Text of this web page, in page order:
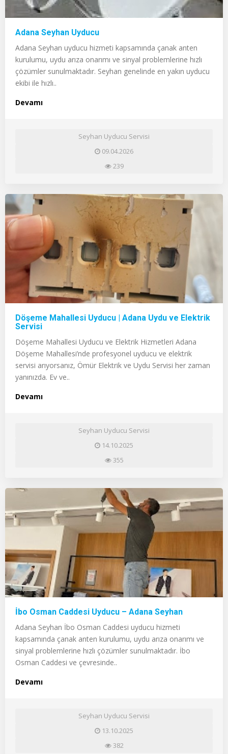
Adana Seyhan Uyducu
Adana Seyhan uyducu hizmeti kapsamında çanak anten
kurulumu, uydu arıza onarımı ve sinyal problemlerine hızlı
çözümler sunulmaktadır. Seyhan genelinde en yakın uyducu
ekibi ile hızlı..
Devamı
Seyhan Uyducu Servisi
09.04.2026
239
Döşeme Mahallesi Uyducu | Adana Uydu ve Elektrik
Servisi
Döşeme Mahallesi Uyducu ve Elektrik Hizmetleri Adana
Döşeme Mahallesi’nde profesyonel uyducu ve elektrik
servisi arıyorsanız, Ömür Elektrik ve Uydu Servisi her zaman
yanınızda. Ev ve..
Devamı
Seyhan Uyducu Servisi
14.10.2025
355
İbo Osman Caddesi Uyducu – Adana Seyhan
Adana Seyhan İbo Osman Caddesi uyducu hizmeti
kapsamında çanak anten kurulumu, uydu arıza onarımı ve
sinyal problemlerine hızlı çözümler sunulmaktadır. İbo
Osman Caddesi ve çevresinde..
Devamı
Seyhan Uyducu Servisi
13.10.2025
382